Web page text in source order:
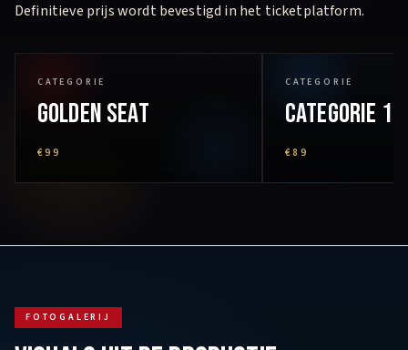
Definitieve prijs wordt bevestigd in het ticketplatform.
CATEGORIE
Golden Seat
€99
CATEGORIE
Categorie 1
€89
FOTOGALERIJ